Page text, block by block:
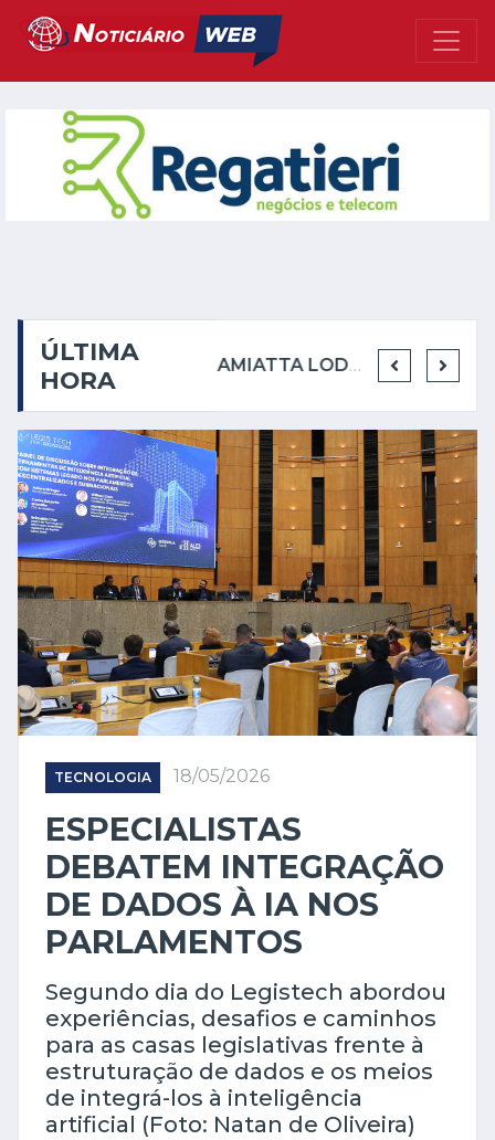
ÚLTIMA
HORA
EMICIDA PRESTA HOMENAGEM AOS RACIONAIS MC'S NO MOVIMENTO CIDADE AMIATTA LODGE REÚNE CONVIDADOS PARA PODA DAS VIDEIRAS EM SÁBADO DE LUA NOVA
TECNOLOGIA 18/05/2026
ESPECIALISTAS
DEBATEM INTEGRAÇÃO
DE DADOS À IA NOS
PARLAMENTOS
Segundo dia do Legistech abordou
experiências, desafios e caminhos
para as casas legislativas frente à
estruturação de dados e os meios
de integrá-los à inteligência
artificial (Foto: Natan de Oliveira)